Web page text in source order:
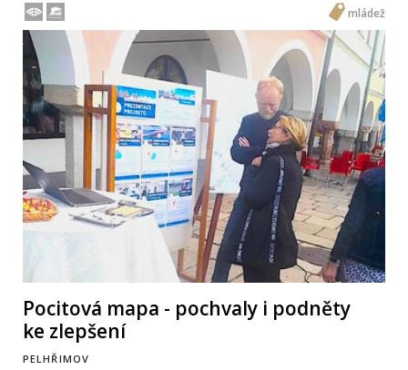
mládež
Pocitová mapa - pochvaly i podněty
ke zlepšení
PELHŘIMOV